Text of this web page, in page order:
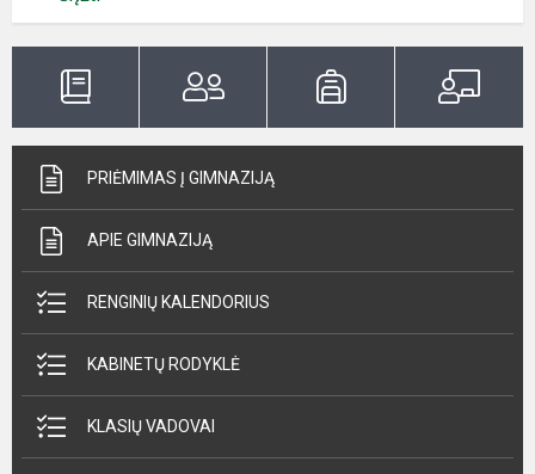
PRIĖMIMAS Į GIMNAZIJĄ
APIE GIMNAZIJĄ
RENGINIŲ KALENDORIUS
KABINETŲ RODYKLĖ
KLASIŲ VADOVAI